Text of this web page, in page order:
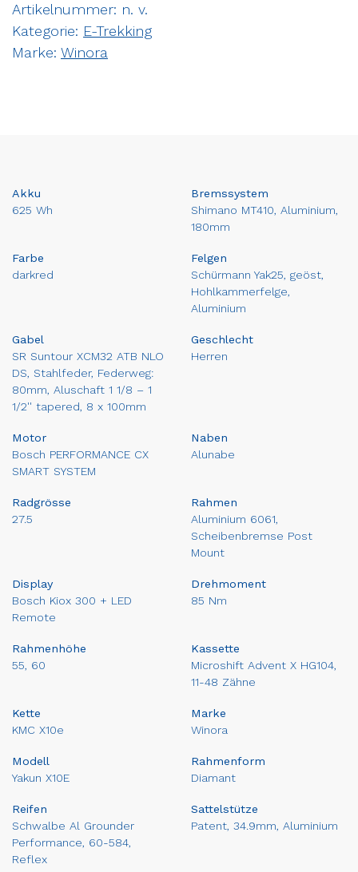
Artikelnummer: n. v.
Kategorie: E-Trekking
Marke: Winora
Akku
625 Wh
Bremssystem
Shimano MT410, Aluminium,
180mm
Farbe
darkred
Felgen
Schürmann Yak25, geöst,
Hohlkammerfelge,
Aluminium
Gabel
SR Suntour XCM32 ATB NLO
DS, Stahlfeder, Federweg:
80mm, Aluschaft 1 1/8 – 1
1/2'' tapered, 8 x 100mm
Geschlecht
Herren
Motor
Bosch PERFORMANCE CX
SMART SYSTEM
Naben
Alunabe
Radgrösse
27.5
Rahmen
Aluminium 6061,
Scheibenbremse Post
Mount
Display
Bosch Kiox 300 + LED
Remote
Drehmoment
85 Nm
Rahmenhöhe
55, 60
Kassette
Microshift Advent X HG104,
11-48 Zähne
Kette
KMC X10e
Marke
Winora
Modell
Yakun X10E
Rahmenform
Diamant
Reifen
Schwalbe Al Grounder
Performance, 60-584,
Reflex
Sattelstütze
Patent, 34.9mm, Aluminium